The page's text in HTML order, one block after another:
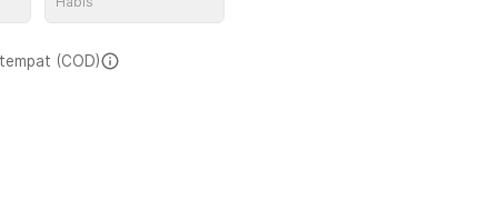
(COD)